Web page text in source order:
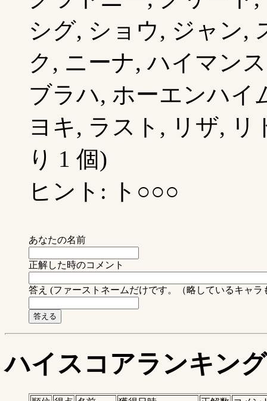
シグ, ショウ, ジャン,
ク, ニーナ, ハイマン
ブラハ, ホーエンハイ
ヨキ, ラスト, リザ, リ
り 1 個)
ヒント: ト○○○
あなたの名前
正解した時のコメント
答え (ファーストネームだけです。（略しているキャラ
ハイスコアランキング